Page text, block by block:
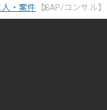
・案件 【SAP/コンサル